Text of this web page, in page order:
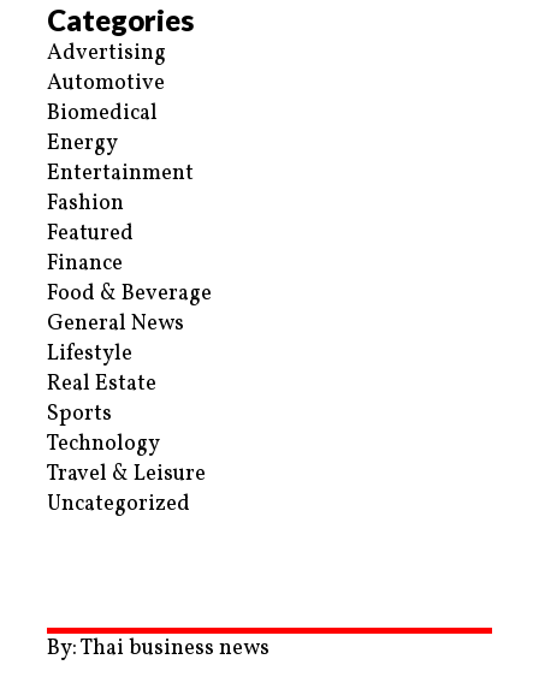
Categories
Advertising
Automotive
Biomedical
Energy
Entertainment
Fashion
Featured
Finance
Food & Beverage
General News
Lifestyle
Real Estate
Sports
Technology
Travel & Leisure
Uncategorized
By: Thai business news